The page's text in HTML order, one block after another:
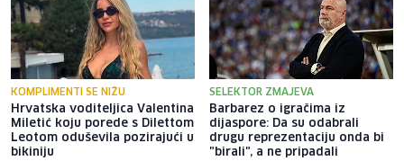
KOMPLIMENTI SE NIŽU
Hrvatska voditeljica Valentina
Miletić koju porede s Dilettom
Leotom oduševila pozirajući u
bikiniju
SELEKTOR ZMAJEVA
Barbarez o igračima iz
dijaspore: Da su odabrali
drugu reprezentaciju onda bi
"birali", a ne pripadali